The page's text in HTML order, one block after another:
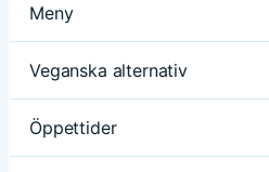
Meny
Veganska alternativ
Öppettider